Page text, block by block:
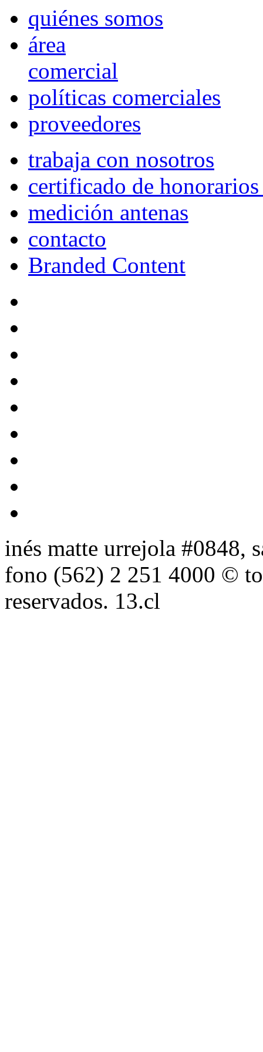
quiénes somos
área
comercial
políticas comerciales
proveedores
trabaja con nosotros
certificado de
medición antenas
contacto
Branded Content
inés matte urrejola #0848,
fono (562) 2 251 4000 ©
reservados. 13.cl